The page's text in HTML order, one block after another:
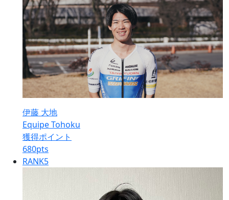
伊藤 大地
Equipe Tohoku
獲得ポイント
680pts
RANK5